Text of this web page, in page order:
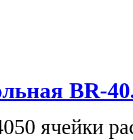
BR-
ячейки